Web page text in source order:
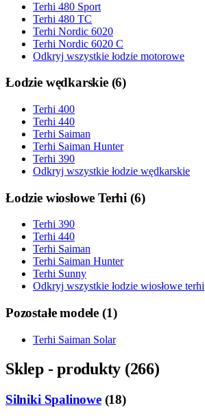
Terhi 480 Sport
Terhi 480 TC
Terhi Nordic 6020
Terhi Nordic 6020 C
Odkryj wszystkie łodzie motorowe
Łodzie wędkarskie (6)
Terhi 400
Terhi 440
Terhi Saiman
Terhi Saiman Hunter
Terhi 390
Odkryj wszystkie łodzie wędkarskie
Łodzie wiosłowe Terhi (6)
Terhi 390
Terhi 440
Terhi Saiman
Terhi Saiman Hunter
Terhi Sunny
Odkryj wszystkie łodzie wiosłowe terhi
Pozostałe modele (1)
Terhi Saiman Solar
Sklep - produkty (266)
Silniki Spalinowe (18)